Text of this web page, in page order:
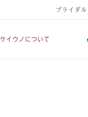
ブライダ
ケイウノについて